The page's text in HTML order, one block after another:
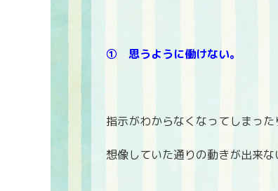
➀ 思うように働けない。
指示がわからなくなってしまっ
想像していた通りの動きが出来な